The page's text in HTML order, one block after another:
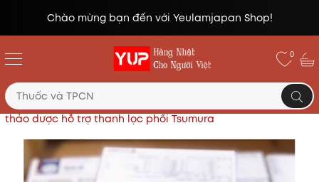
Chào mừng bạn đến với Yeulamjapan Shop!
0
Trang chủ Thực phẩm chức năng Nhật
Bột uống
thảo dược hỗ trợ thanh lọc phổi Tsumura